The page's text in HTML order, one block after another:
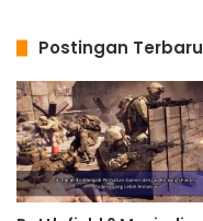
Postingan Terbaru